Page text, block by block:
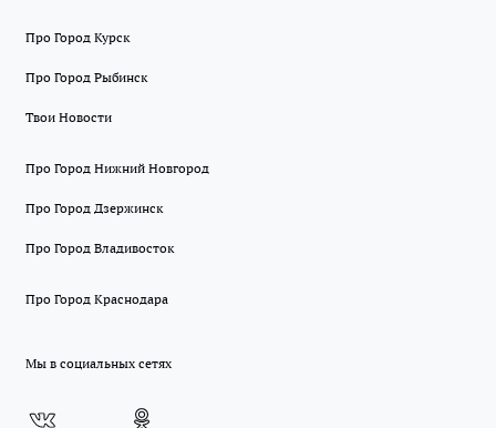
Про Город Курск
Про Город Рыбинск
Твои Новости
Про Город Нижний Новгород
Про Город Дзержинск
Про Город Владивосток
Про Город Краснодара
Мы в социальных сетях